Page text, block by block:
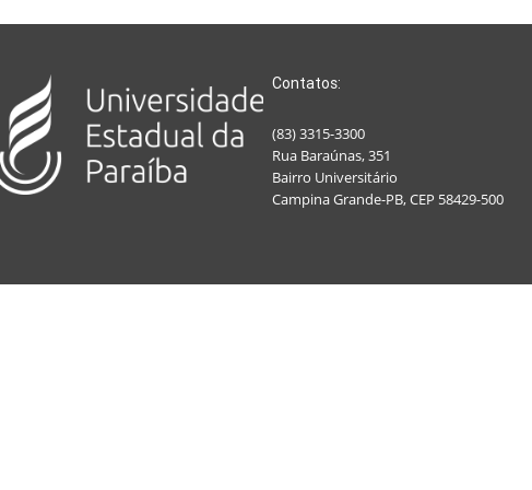
Contatos:
(83) 3315-3300
Rua Baraúnas, 351
Bairro Universitário
Campina Grande-PB, CEP 58429-500